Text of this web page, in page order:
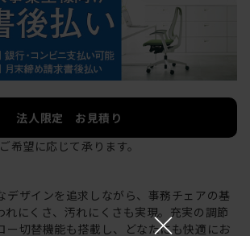
法人限定 お見積り
ご希望に応じて承ります。
デザインを追求しながら、事務チェアの基
れにくさ、汚れにくさも実現。充実の調節
ー切替機能も搭載し、どなたにも快適にお
×